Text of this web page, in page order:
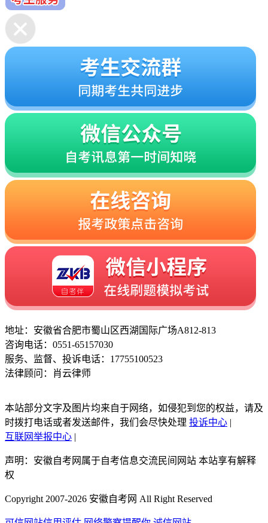
地址：安徽省合肥市蜀山区西湖国际广场A812-813
咨询电话：0551-65157030
服务、监督、投诉电话：17755100523
法律顾问：肖云律师
本站部分文字及图片均来自于网络，如侵犯到您的权益，请及
时拨打电话或者发送邮件，我们会尽快处理 投诉中心 |
互联网举报中心 |
声明：安徽自考网属于自考信息交流民间网站 本站享有解释
权
Copyright 2007-2026 安徽自考网 All Right Reserved